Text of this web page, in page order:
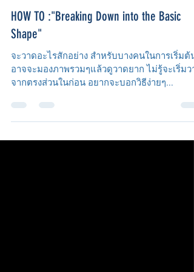
Nov 28, 2015
1 min read
HOW TO :"Breaking Down into the Basic
Shape"
จะวาดอะไรสักอย่าง สำหรับบางคนในการเริ่มต้น
อาจจะมองภาพรวมๆแล้วดูวาดยาก ไม่รู้จะเริ่มวา
จากตรงส่วนในก่อน อยากจะบอกวิธีง่ายๆ...